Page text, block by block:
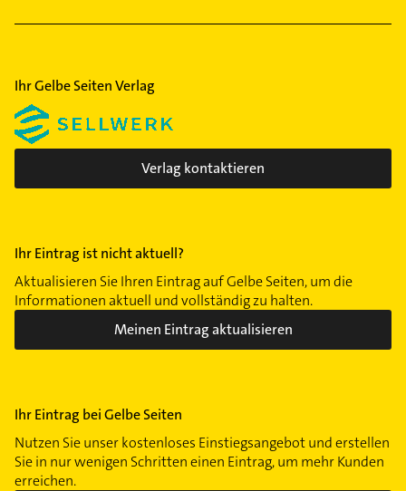
Ihr Gelbe Seiten Verlag
Verlag kontaktieren
Ihr Eintrag ist nicht aktuell?
Aktualisieren Sie Ihren Eintrag auf Gelbe Seiten, um die
Informationen aktuell und vollständig zu halten.
Meinen Eintrag aktualisieren
Ihr Eintrag bei Gelbe Seiten
Nutzen Sie unser kostenloses Einstiegsangebot und erstellen
Sie in nur wenigen Schritten einen Eintrag, um mehr Kunden
erreichen.